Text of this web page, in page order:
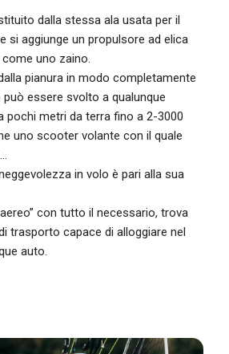
dalla stessa ala usata per il
si aggiunge un propulsore ad elica
uno zaino.
pianura in modo completamente
essere svolto a qualunque
pochi metri da terra fino a 2-3000
uno scooter volante con il quale
in volo è pari alla sua
con tutto il necessario, trova
trasporto capace di alloggiare nel
auto.